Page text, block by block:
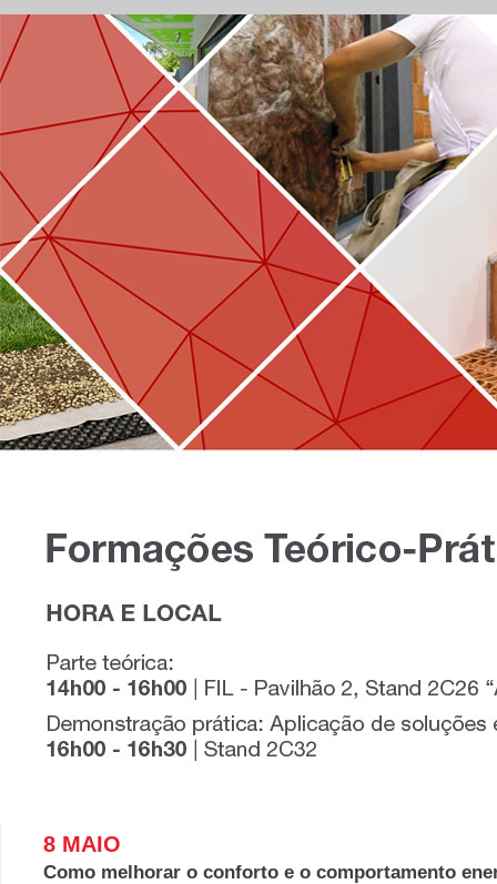
8 MAIO
Como melhorar o conforto e o comportamento